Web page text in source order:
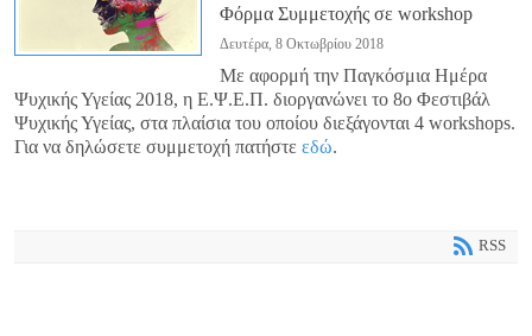
Φόρμα Συμμετοχής σε workshop
Δευτέρα, 8 Οκτωβρίου 2018
Με αφορμή την Παγκόσμια Ημέρα
Ψυχικής Υγείας 2018, η Ε.Ψ.Ε.Π. διοργανώνει το 8ο Φεστιβάλ
Ψυχικής Υγείας, στα πλαίσια του οποίου διεξάγονται 4 workshops.
Για να δηλώσετε συμμετοχή πατήστε εδώ.
RSS